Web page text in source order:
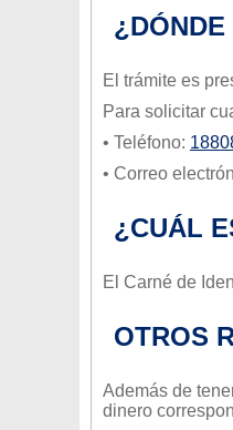
El trámite es
Para solicitar
• Teléfono:
• Correo
¿CUÁL
El Carné de
OTROS
Además de
dinero